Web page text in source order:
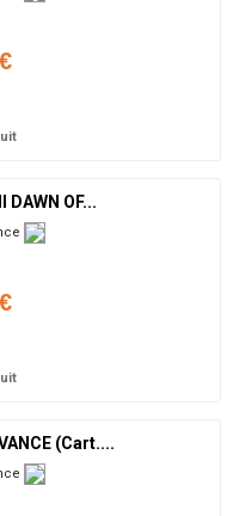
DAWN OF...
(Cart....